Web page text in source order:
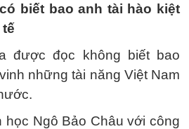
biết bao anh tài hào kiệt
được đọc không biết bao
những tài năng Việt Nam
Ngô Bảo Châu với công